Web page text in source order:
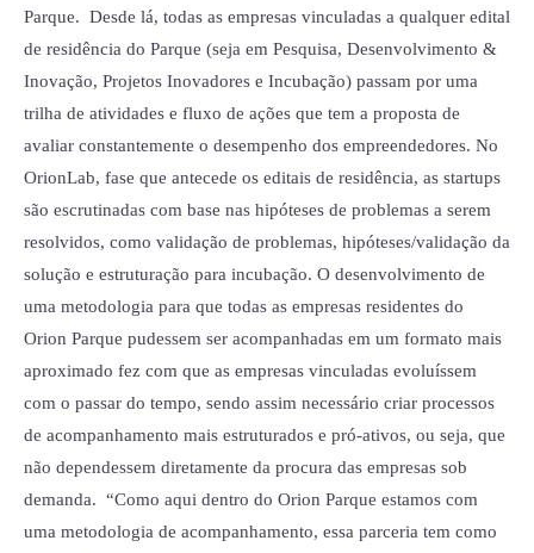
Parque. Desde lá, todas as empresas vinculadas a qualquer edital
de residência do Parque (seja em Pesquisa, Desenvolvimento &
Inovação, Projetos Inovadores e Incubação) passam por uma
trilha de atividades e fluxo de ações que tem a proposta de
avaliar constantemente o desempenho dos empreendedores. No
OrionLab, fase que antecede os editais de residência, as startups
são escrutinadas com base nas hipóteses de problemas a serem
resolvidos, como validação de problemas, hipóteses/validação da
solução e estruturação para incubação. O desenvolvimento de
uma metodologia para que todas as empresas residentes do
Orion Parque pudessem ser acompanhadas em um formato mais
aproximado fez com que as empresas vinculadas evoluíssem
com o passar do tempo, sendo assim necessário criar processos
de acompanhamento mais estruturados e pró-ativos, ou seja, que
não dependessem diretamente da procura das empresas sob
demanda. “Como aqui dentro do Orion Parque estamos com
uma metodologia de acompanhamento, essa parceria tem como